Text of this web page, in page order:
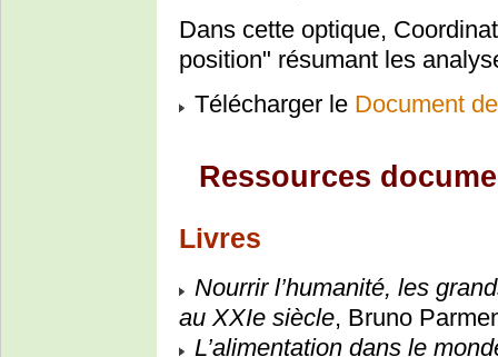
Dans cette optique,
position" résumant les
Télécharger le Document
Ressources
Livres
Nourrir l’humanité, les
au XXIe siècle, Bruno
L’alimentation dans le